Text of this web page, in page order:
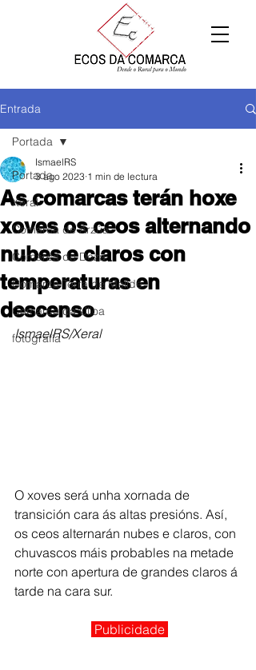
Entrada
Portada
Xeral
Comarca de Arzúa
Comarca de Deza
Comarca Terra de Melide
Comarca da Ulloa
fotografía
Portada
As comarcas terán hoxe
xoves os ceos alternando
nubes e claros con
temperaturas en
descenso
IsmaelRS
3 ago 2023 1 min de lectura
IsmaelRS/Xeral
O xoves será unha xornada de
transición cara ás altas presións. Así,
os ceos alternarán nubes e claros, con
chuvascos máis probables na metade
norte con apertura de grandes claros á
tarde na cara sur.
Publicidade